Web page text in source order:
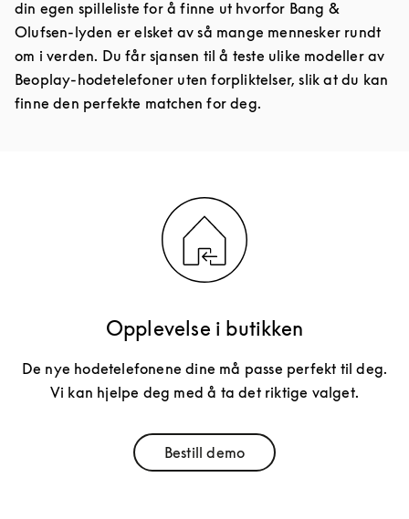
din egen spilleliste for å finne ut hvorfor Bang &
Olufsen-lyden er elsket av så mange mennesker rundt
om i verden. Du får sjansen til å teste ulike modeller av
Beoplay-hodetelefoner uten forpliktelser, slik at du kan
finne den perfekte matchen for deg.
Opplevelse i butikken
De nye hodetelefonene dine må passe perfekt til deg.
Vi kan hjelpe deg med å ta det riktige valget.
Bestill demoLink Opens in New Tab